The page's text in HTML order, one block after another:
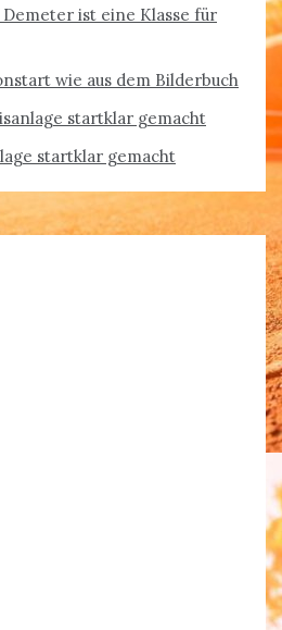
Demeter ist eine Klasse für
wie aus dem Bilderbuch
startklar gemacht
startklar gemacht